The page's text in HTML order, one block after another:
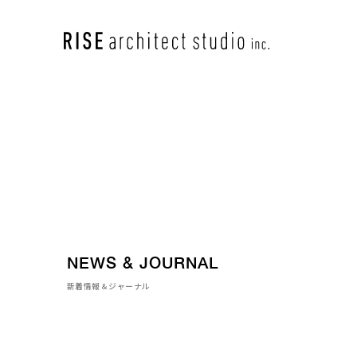
NEWS & JOURNAL
新着情報＆ジャーナル